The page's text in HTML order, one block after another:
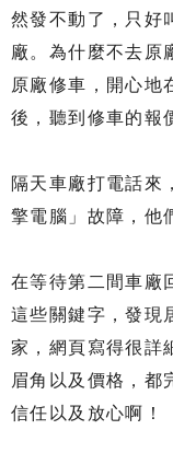
然發不動了，只好
廠。為什麼不去原
原廠修車，開心地
後，聽到修車的報
隔天車廠打電話來
擎電腦」故障，他
在等待第二間車廠
這些關鍵字，發現
家，網頁寫得很詳
眉角以及價格，都
信任以及放心啊！